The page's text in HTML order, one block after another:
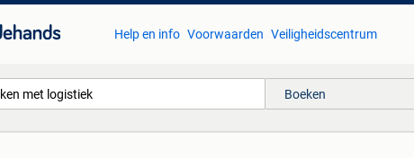
Help en info Voorwaarden Veiligheidscentrum
Boeken